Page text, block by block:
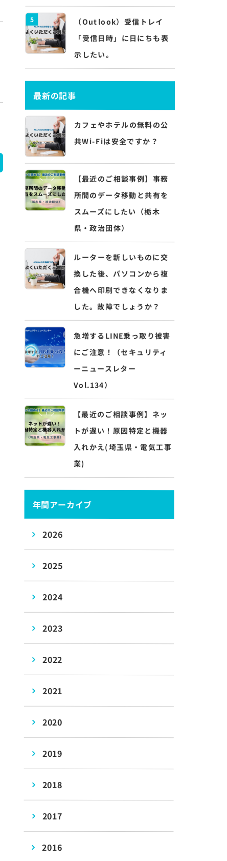
5 （Outlook）受信トレイ
「受信日時」に日にちも表
示したい。
最新の記事
カフェやホテルの無料の公
共Wi-Fiは安全ですか？
【最近のご相談事例】事務
所間のデータ移動と共有を
スムーズにしたい（栃木
県・政治団体）
ルーターを新しいものに交
換した後、パソコンから複
合機へ印刷できなくなりま
した。故障でしょうか？
急増するLINE乗っ取り被害
にご注意！（セキュリティ
ーニュースレター
Vol.134）
【最近のご相談事例】ネッ
トが遅い！原因特定と機器
入れかえ(埼玉県・電気工事
業)
年間アーカイブ
2026
2025
2024
2023
2022
2021
2020
2019
2018
2017
2016